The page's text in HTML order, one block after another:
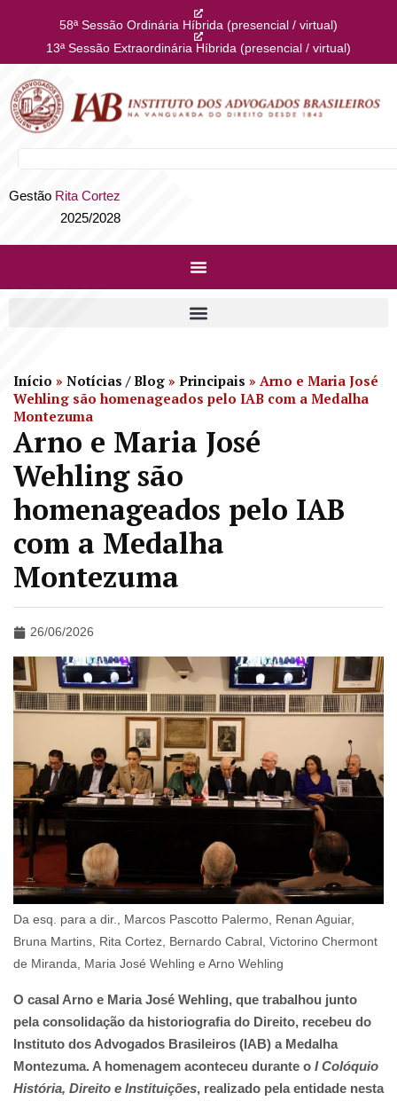
58ª Sessão Ordinária Híbrida (presencial / virtual)
13ª Sessão Extraordinária Híbrida (presencial / virtual)
Gestão Rita Cortez
2025/2028
Início » Notícias / Blog » Principais » Arno e Maria José
Wehling são homenageados pelo IAB com a Medalha
Montezuma
Arno e Maria José
Wehling são
homenageados pelo IAB
com a Medalha
Montezuma
26/06/2026
Da esq. para a dir., Marcos Pascotto Palermo, Renan Aguiar,
Bruna Martins, Rita Cortez, Bernardo Cabral, Victorino Chermont
de Miranda, Maria José Wehling e Arno Wehling
O casal Arno e Maria José Wehling, que trabalhou junto
pela consolidação da historiografia do Direito, recebeu do
Instituto dos Advogados Brasileiros (IAB) a Medalha
Montezuma. A homenagem aconteceu durante o I Colóquio
História, Direito e Instituições, realizado pela entidade nesta